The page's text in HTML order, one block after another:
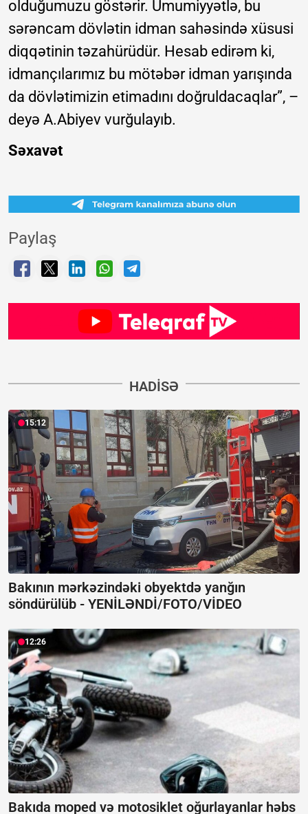
olduğumuzu göstərir. Ümumiyyətlə, bu
sərəncam dövlətin idman sahəsində xüsusi
diqqətinin təzahürüdür. Hesab edirəm ki,
idmançılarımız bu mötəbər idman yarışında
da dövlətimizin etimadını doğruldacaqlar”, –
deyə A.Abiyev vurğulayıb.
Səxavət
Paylaş
HADISƏ
15:12
Bakının mərkəzindəki obyektdə yanğın
söndürülüb - YENİLƏNDİ/FOTO/VİDEO
12:26
Bakıda moped və motosiklet oğurlayanlar həbs